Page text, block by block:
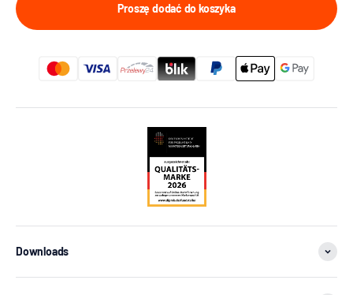
Proszę dodać do koszyka
Downloads